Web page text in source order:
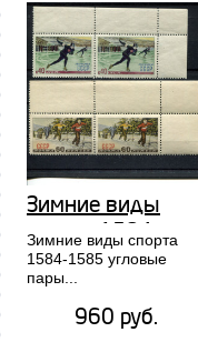
Зимние виды
спорта 1584-
1585 угловые
пары
Зимние виды спорта
1584-1585 угловые
пары...
960 руб.